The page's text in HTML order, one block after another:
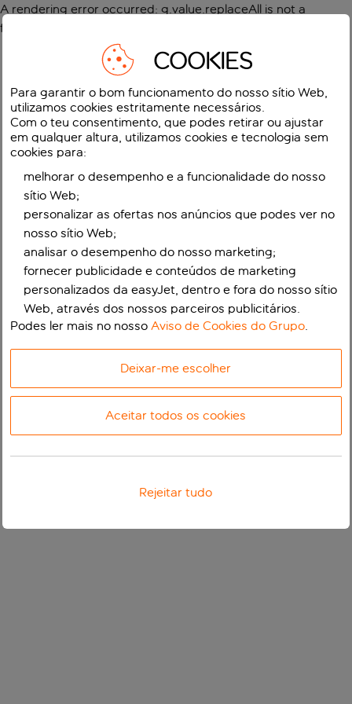
A rendering error occurred: g.value.replaceAll is not a
function
COOKIES
Para garantir o bom funcionamento do nosso sítio Web,
utilizamos cookies estritamente necessários.
Com o teu consentimento, que podes retirar ou ajustar
em qualquer altura, utilizamos cookies e tecnologia sem
cookies para:
melhorar o desempenho e a funcionalidade do nosso
sítio Web;
personalizar as ofertas nos anúncios que podes ver no
nosso sítio Web;
analisar o desempenho do nosso marketing;
fornecer publicidade e conteúdos de marketing
personalizados da easyJet, dentro e fora do nosso sítio
Web, através dos nossos parceiros publicitários.
Podes ler mais no nossoAviso de Cookies do Grupo.
Deixar-me escolher
Aceitar todos os cookies
Rejeitar tudo